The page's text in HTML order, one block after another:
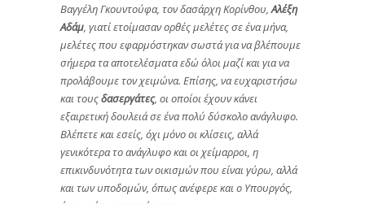
Βαγγέλη Γκουντούφα, τον δασάρχη Κορίνθου, Αλέξη
Αδάμ , γιατί ετοίμασαν ορθές μελέτες σε ένα μήνα,
μελέτες που εφαρμόστηκαν σωστά για να βλέπουμε
σήμερα τα αποτελέσματα εδώ όλοι μαζί και για να
προλάβουμε τον χειμώνα. Επίσης, να ευχαριστήσω
και τουςδασεργάτες, οι οποίοι έχουν κάνει
εξαιρετική δουλειά σε ένα πολύ δύσκολο ανάγλυφο.
Βλέπετε και εσείς, όχι μόνο οι κλίσεις, αλλά
γενικότερα το ανάγλυφο και οι χείμαρροι, η
επικινδυνότητα των οικισμών που είναι γύρω, αλλά
και των υποδομών, όπως ανέφερε και ο Υπουργός,